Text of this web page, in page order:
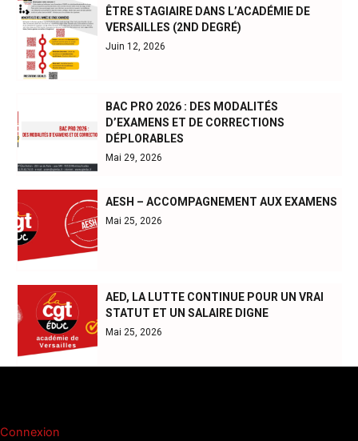
ÊTRE STAGIAIRE DANS L’ACADÉMIE DE
VERSAILLES (2ND DEGRÉ)
Juin 12, 2026
BAC PRO 2026 : DES MODALITÉS
D’EXAMENS ET DE CORRECTIONS
DÉPLORABLES
Mai 29, 2026
AESH – ACCOMPAGNEMENT AUX EXAMENS
Mai 25, 2026
AED, LA LUTTE CONTINUE POUR UN VRAI
STATUT ET UN SALAIRE DIGNE
Mai 25, 2026
Connexion